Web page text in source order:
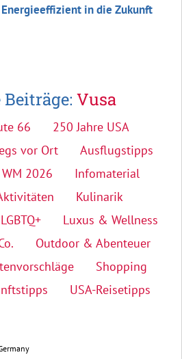
in die Zukunft
Vusa
66
250 Jahre USA
vor Ort
Ausflugstipps
WM 2026
Infomaterial
Kulinarik
LGBTQ+
Luxus & Wellness
Outdoor & Abenteuer
Shopping
USA-Reisetipps